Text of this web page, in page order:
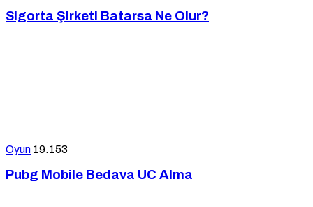
Sigorta Şirketi Batarsa Ne Olur?
Oyun 19.153
Pubg Mobile Bedava UC Alma